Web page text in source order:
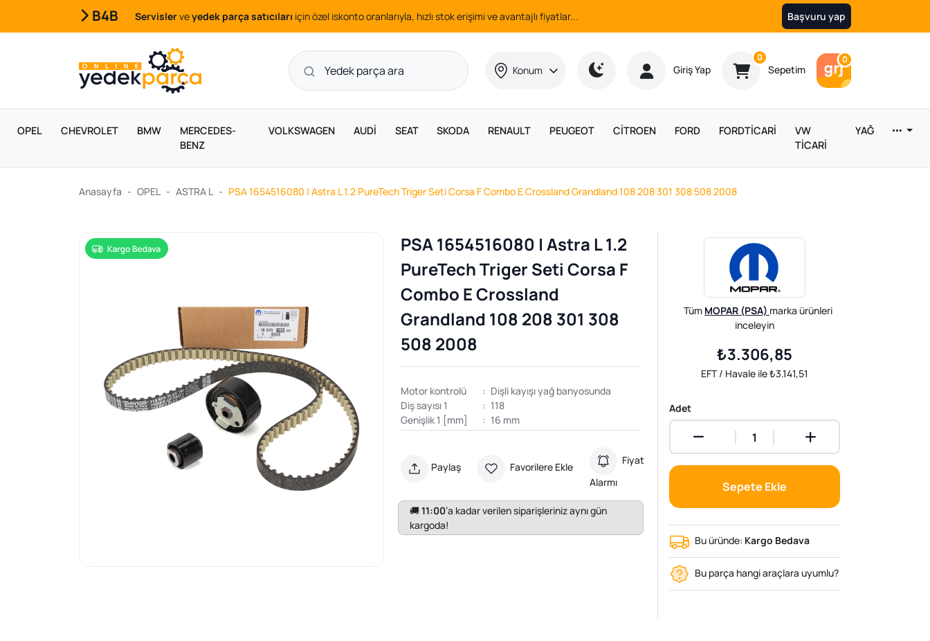
B4B Servislerveyedek parça satıcıları için özel iskonto oranlarıyla, hızlı stok erişimi ve avantajlı fiyatlar... Başvuru yap
Konum Giriş Yap
0Ürün sayısı
Sepetim
0Araç sayısı
OPEL CHEVROLET BMW
MERCEDES-
BENZ
VOLKSWAGEN AUDİ SEAT SKODA RENAULT PEUGEOT CİTROEN FORD FORDTİCARİ
VW
TİCARİ
YAĞ
Anasayfa OPEL ASTRA L PSA 1654516080 | Astra L 1.2 PureTech Triger Seti Corsa F Combo E Crossland Grandland 108 208 301 308 508 2008
PSA 1654516080 | Astra L 1.2
PureTech Triger Seti Corsa F
Combo E Crossland
Grandland 108 208 301 308
508 2008
Motor kontrolü : Dişli kayışı yağ banyosunda
Diş sayısı 1
: 118
Genişlik 1 [mm]
: 16 mm
Paylaş Favorilere Ekle
Fiyat
Alarmı
🚚11:00’a kadar verilen siparişleriniz aynı gün
kargoda!
Tüm MOPAR (PSA) marka ürünleri
inceleyin
₺3.306,85
EFT / Havale ile ₺3.141,51
Adet
Sepete Ekle
Bu üründe: Kargo Bedava
Bu parça hangi araçlara uyumlu?